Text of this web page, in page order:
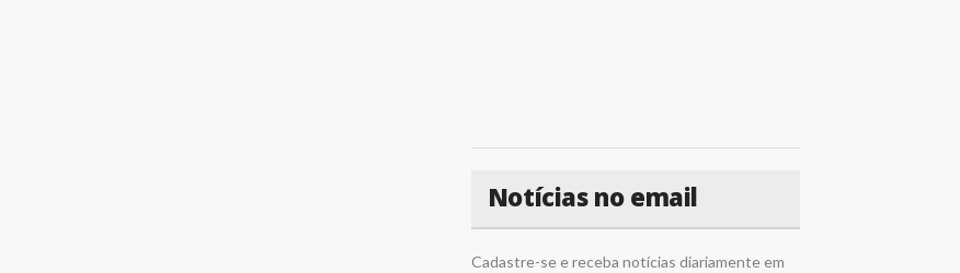
Notícias no email
Cadastre-se e receba notícias diariamente em